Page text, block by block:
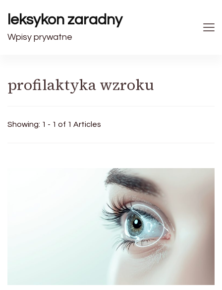
leksykon zaradny
Wpisy prywatne
profilaktyka wzroku
Showing: 1 - 1 of 1 Articles